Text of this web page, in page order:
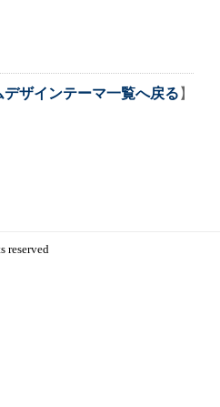
デザインテーマ一覧へ戻る 】
reserved